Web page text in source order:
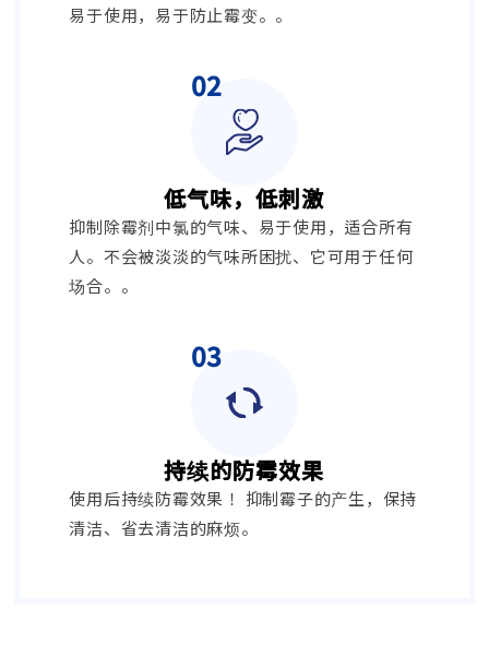
易于使用，易于防止霉变。。
低气味，低刺激
抑制除霉剂中氯的气味、易于使用，适合所有
人。不会被淡淡的气味所困扰、它可用于任何
场合。。
持续的防霉效果
使用后持续防霉效果！ 抑制霉子的产生，保持
清洁、省去清洁的麻烦。